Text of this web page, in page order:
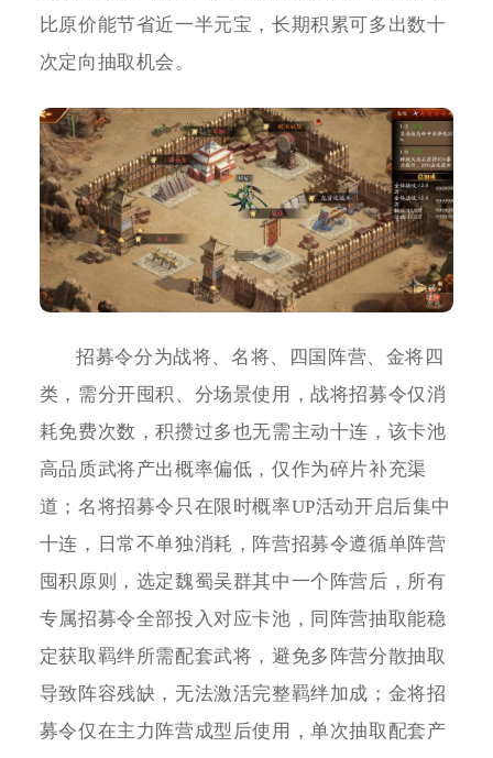
比原价能节省近一半元宝，长期积累可多出数十
次定向抽取机会。
招募令分为战将、名将、四国阵营、金将四
类，需分开囤积、分场景使用，战将招募令仅消
耗免费次数，积攒过多也无需主动十连，该卡池
高品质武将产出概率偏低，仅作为碎片补充渠
道；名将招募令只在限时概率UP活动开启后集中
十连，日常不单独消耗，阵营招募令遵循单阵营
囤积原则，选定魏蜀吴群其中一个阵营后，所有
专属招募令全部投入对应卡池，同阵营抽取能稳
定获取羁绊所需配套武将，避免多阵营分散抽取
导致阵容残缺，无法激活完整羁绊加成；金将招
募令仅在主力阵营成型后使用，单次抽取配套产